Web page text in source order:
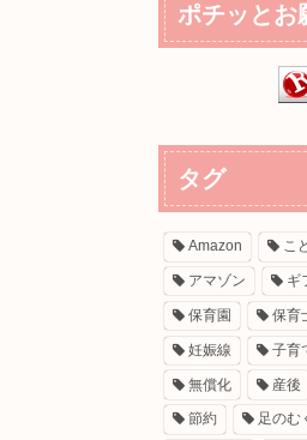
ポチッとお
タグ
Amazon こ
アマゾン ギ
保育園 保育
妊娠線 子育
無償化 産後
節約 足のむ